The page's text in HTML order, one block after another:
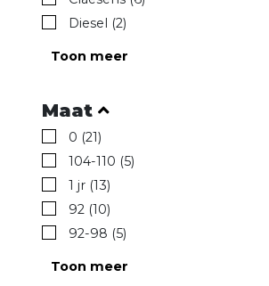
Diesel (2)
Toon meer
Maat
0 (21)
104-110 (5)
1 jr (13)
92 (10)
92-98 (5)
Toon meer